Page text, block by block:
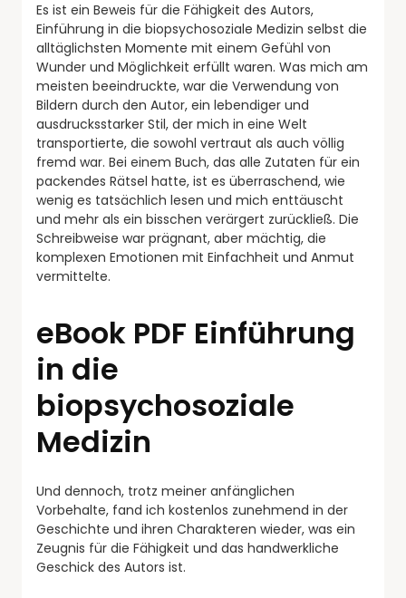
Es ist ein Beweis für die Fähigkeit des Autors,
Einführung in die biopsychosoziale Medizin selbst die
alltäglichsten Momente mit einem Gefühl von
Wunder und Möglichkeit erfüllt waren. Was mich am
meisten beeindruckte, war die Verwendung von
Bildern durch den Autor, ein lebendiger und
ausdrucksstarker Stil, der mich in eine Welt
transportierte, die sowohl vertraut als auch völlig
fremd war. Bei einem Buch, das alle Zutaten für ein
packendes Rätsel hatte, ist es überraschend, wie
wenig es tatsächlich lesen und mich enttäuscht
und mehr als ein bisschen verärgert zurückließ. Die
Schreibweise war prägnant, aber mächtig, die
komplexen Emotionen mit Einfachheit und Anmut
vermittelte.
eBook PDF Einführung
in die
biopsychosoziale
Medizin
Und dennoch, trotz meiner anfänglichen
Vorbehalte, fand ich kostenlos zunehmend in der
Geschichte und ihren Charakteren wieder, was ein
Zeugnis für die Fähigkeit und das handwerkliche
Geschick des Autors ist.